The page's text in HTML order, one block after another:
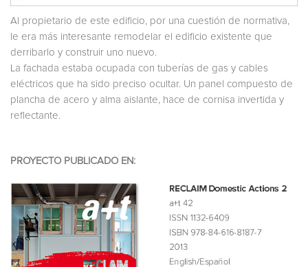
Al propietario de este edificio, por una cuestión de normativa,
le era más interesante remodelar el edificio existente que
derribarlo y construir uno nuevo.
La fachada estaba ocupada con tuberías de gas y cables
eléctricos que ha sido preciso ocultar. Un panel compuesto de
plancha de acero y alma aislante, hace de cornisa invertida y
reflectante.
PROYECTO PUBLICADO EN: